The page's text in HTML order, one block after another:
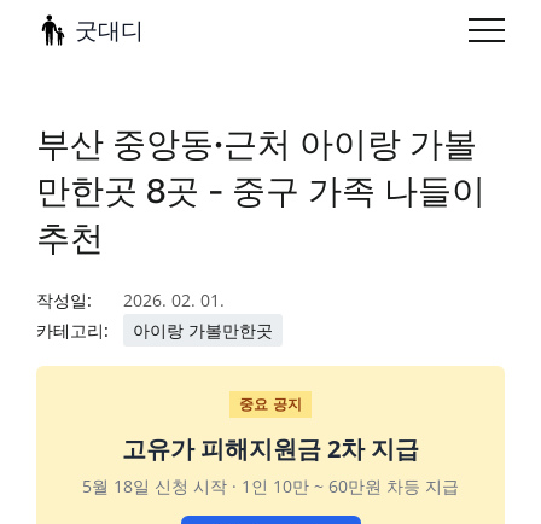
굿대디
부산 중앙동·근처 아이랑 가볼
만한곳 8곳 - 중구 가족 나들이
추천
작성일:
2026. 02. 01.
카테고리:
아이랑 가볼만한곳
중요 공지
고유가 피해지원금 2차 지급
5월 18일 신청 시작 · 1인 10만 ~ 60만원 차등 지급